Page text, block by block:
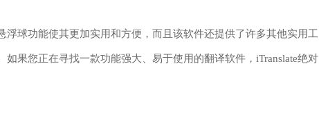
浮球功能使其更加实用和方便，而且该软件还提供了许多其他实用工
果您正在寻找一款功能强大、易于使用的翻译软件，iTranslate绝对